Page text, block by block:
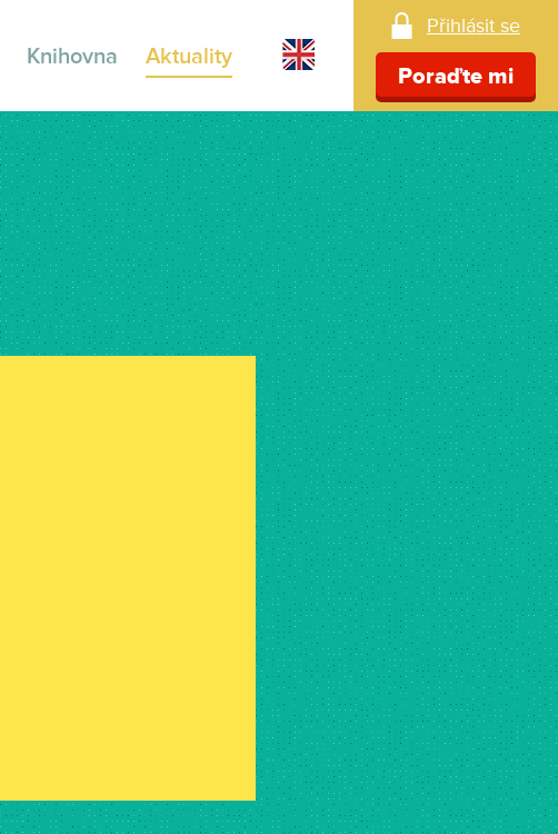
Knihovna Aktuality
Přihlásit se
Poraďte mi